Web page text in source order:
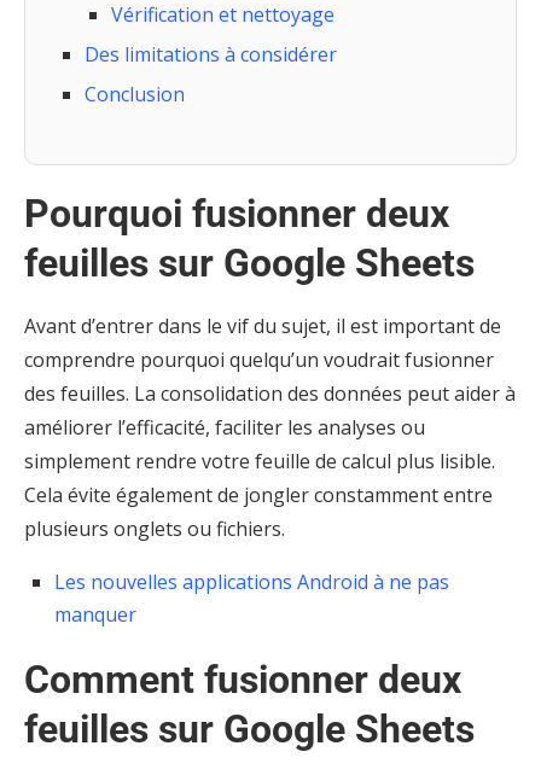
Vérification et nettoyage
Des limitations à considérer
Conclusion
Pourquoi fusionner deux
feuilles sur Google Sheets
Avant d’entrer dans le vif du sujet, il est important de
comprendre pourquoi quelqu’un voudrait fusionner
des feuilles. La consolidation des données peut aider à
améliorer l’efficacité, faciliter les analyses ou
simplement rendre votre feuille de calcul plus lisible.
Cela évite également de jongler constamment entre
plusieurs onglets ou fichiers.
Les nouvelles applications Android à ne pas
manquer
Comment fusionner deux
feuilles sur Google Sheets